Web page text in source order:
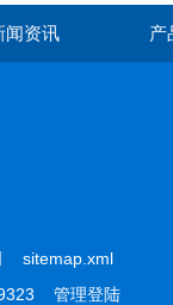
闻资讯 产
sitemap.xml
管理登陆